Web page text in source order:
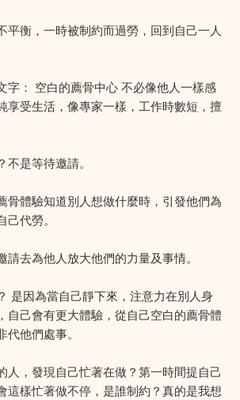
平衡，一時被制約而過勞，回到自己一人
字： 空白的薦骨中心 不必像他人一樣感
享受生活，像專家一樣，工作時數短，擅
是等待邀請。
骨體驗知道別人想做什麼時，引發他們為
代勞。
去為他人放大他們的力量及事情。
是因為當自己靜下來，注意力在別人身
自己會有更大體驗，從自己空白的薦骨體
他們處事。
人，發現自己忙著在做？第一時間提自己
這樣忙著做不停，是誰制約？真的是我想